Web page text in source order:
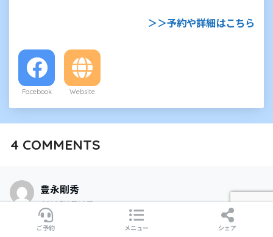
＞＞予約や詳細はこちら
Facebook Website
4 COMMENTS
豊永剛秀
2018年6月10日
神社でお祈りしていたら、時々拝殿の屋根が鳴りま
ご予約 メニュー シェア